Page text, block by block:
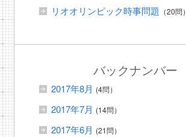
リオオリンピック時事問題 （20問）
バックナンバー
2017年8月 (4問）
2017年7月 (14問）
2017年6月 (21問）